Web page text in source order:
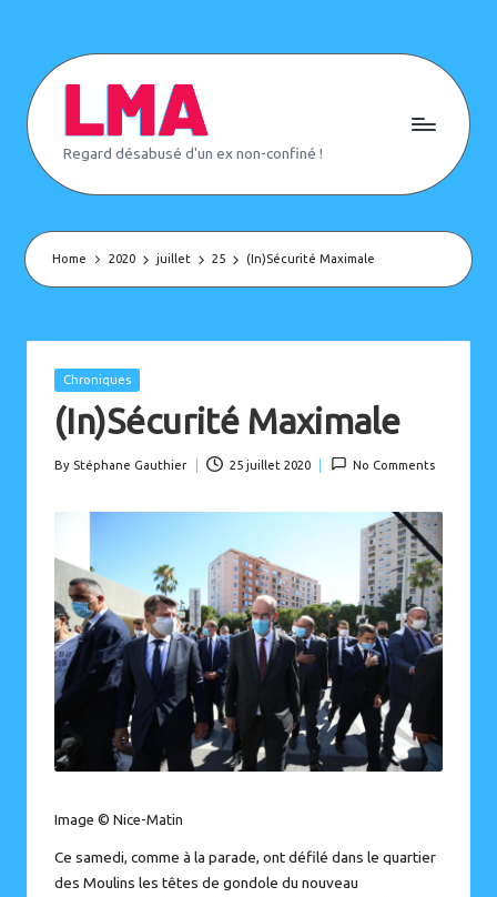
content
L
e
M
e
(
o
u
p
s)
Regard désabusé d'un ex non-confiné !
Home 2020 juillet 25 (In)Sécurité Maximale
Posted
Chroniques
(In)Sécurité Maximale
Posted
By Stéphane Gauthier 25 juillet 2020 No Comments
Image © Nice-Matin
Ce samedi, comme à la parade, ont défilé dans le quartier
des Moulins les têtes de gondole du nouveau